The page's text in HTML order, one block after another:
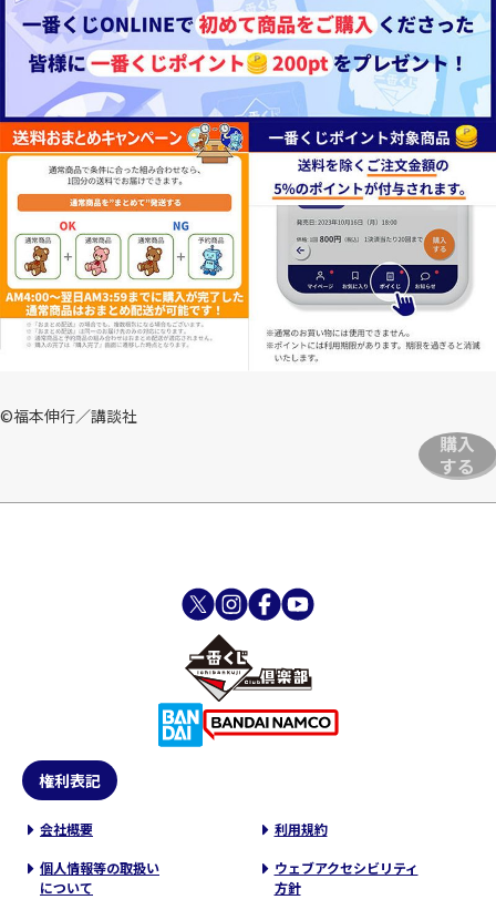
©福本伸行／講談社
購入
する
権利表記
会社概要 利用規約
個人情報等の取扱い
について
ウェブアクセシビリティ
方針